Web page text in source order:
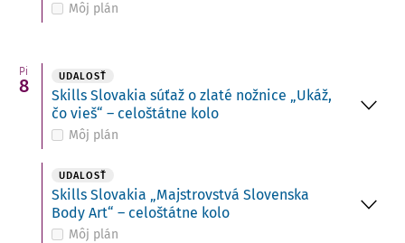
Môj plán
Pi
8 UDALOSŤ
Skills Slovakia súťaž o zlaté nožnice „Ukáž,
čo vieš“ – celoštátne kolo
Môj plán
UDALOSŤ
Skills Slovakia „Majstrovstvá Slovenska
Body Art“ – celoštátne kolo
Môj plán